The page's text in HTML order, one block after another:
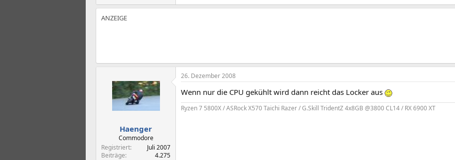
Haenger
Commodore
Registriert
Juli 2007
Beiträge
4.275
26. Dezember 2008
Wenn nur die CPU gekühlt wird dann reicht das Locker aus
Ryzen 7 5800X / ASRock X570 Taichi Razer / G.Skill TridentZ 4x8GB @3800 CL14 / RX 6900 XT